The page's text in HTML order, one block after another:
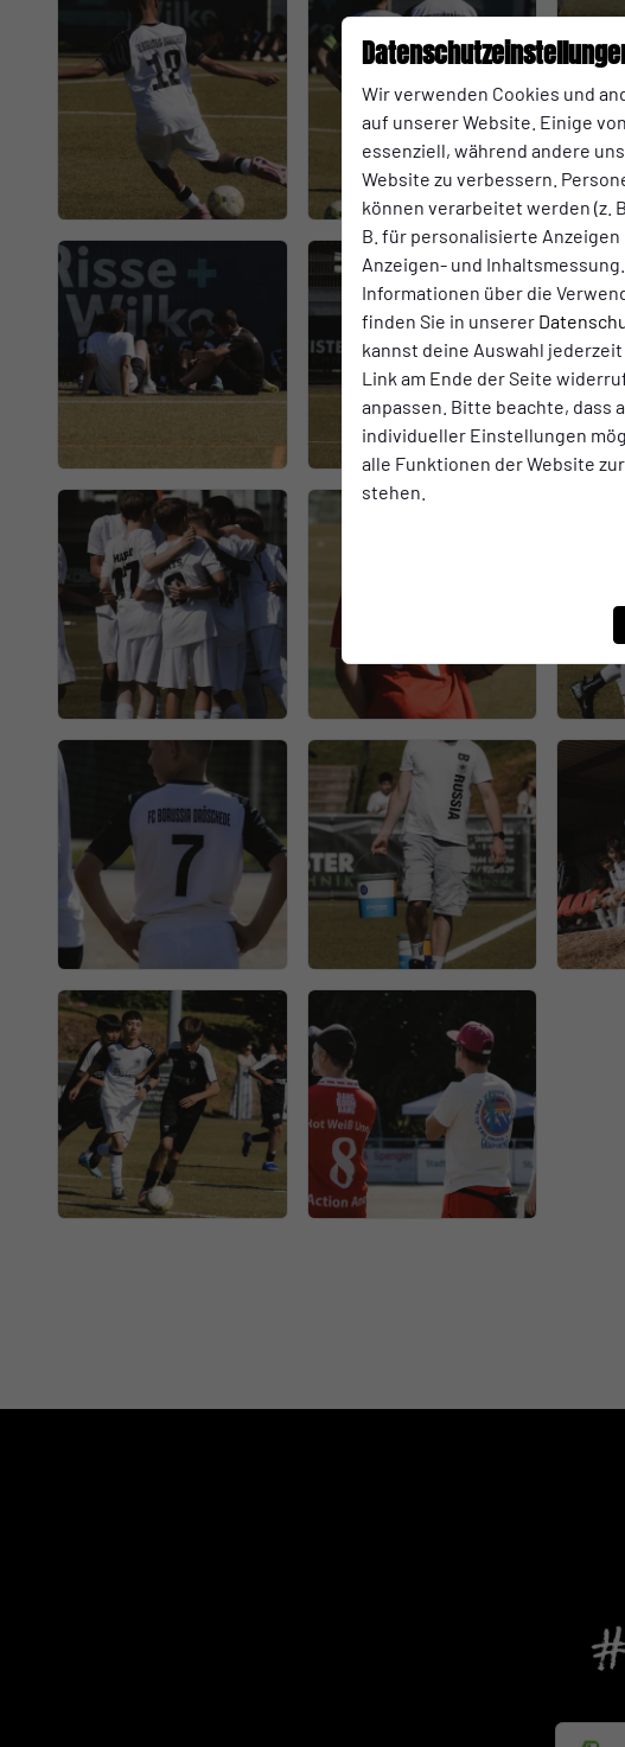
Wir verwenden Cookies und
auf unserer Website. Einige
essenziell, während andere
Website zu verbessern.
können verarbeitet werden (z.
B. für personalisierte
Anzeigen- und
Informationen über die
finden Sie in unserer
kannst deine Auswahl
Link am Ende der Seite
anpassen. Bitte beachte, dass
individueller Einstellungen
alle Funktionen der Website
stehen.